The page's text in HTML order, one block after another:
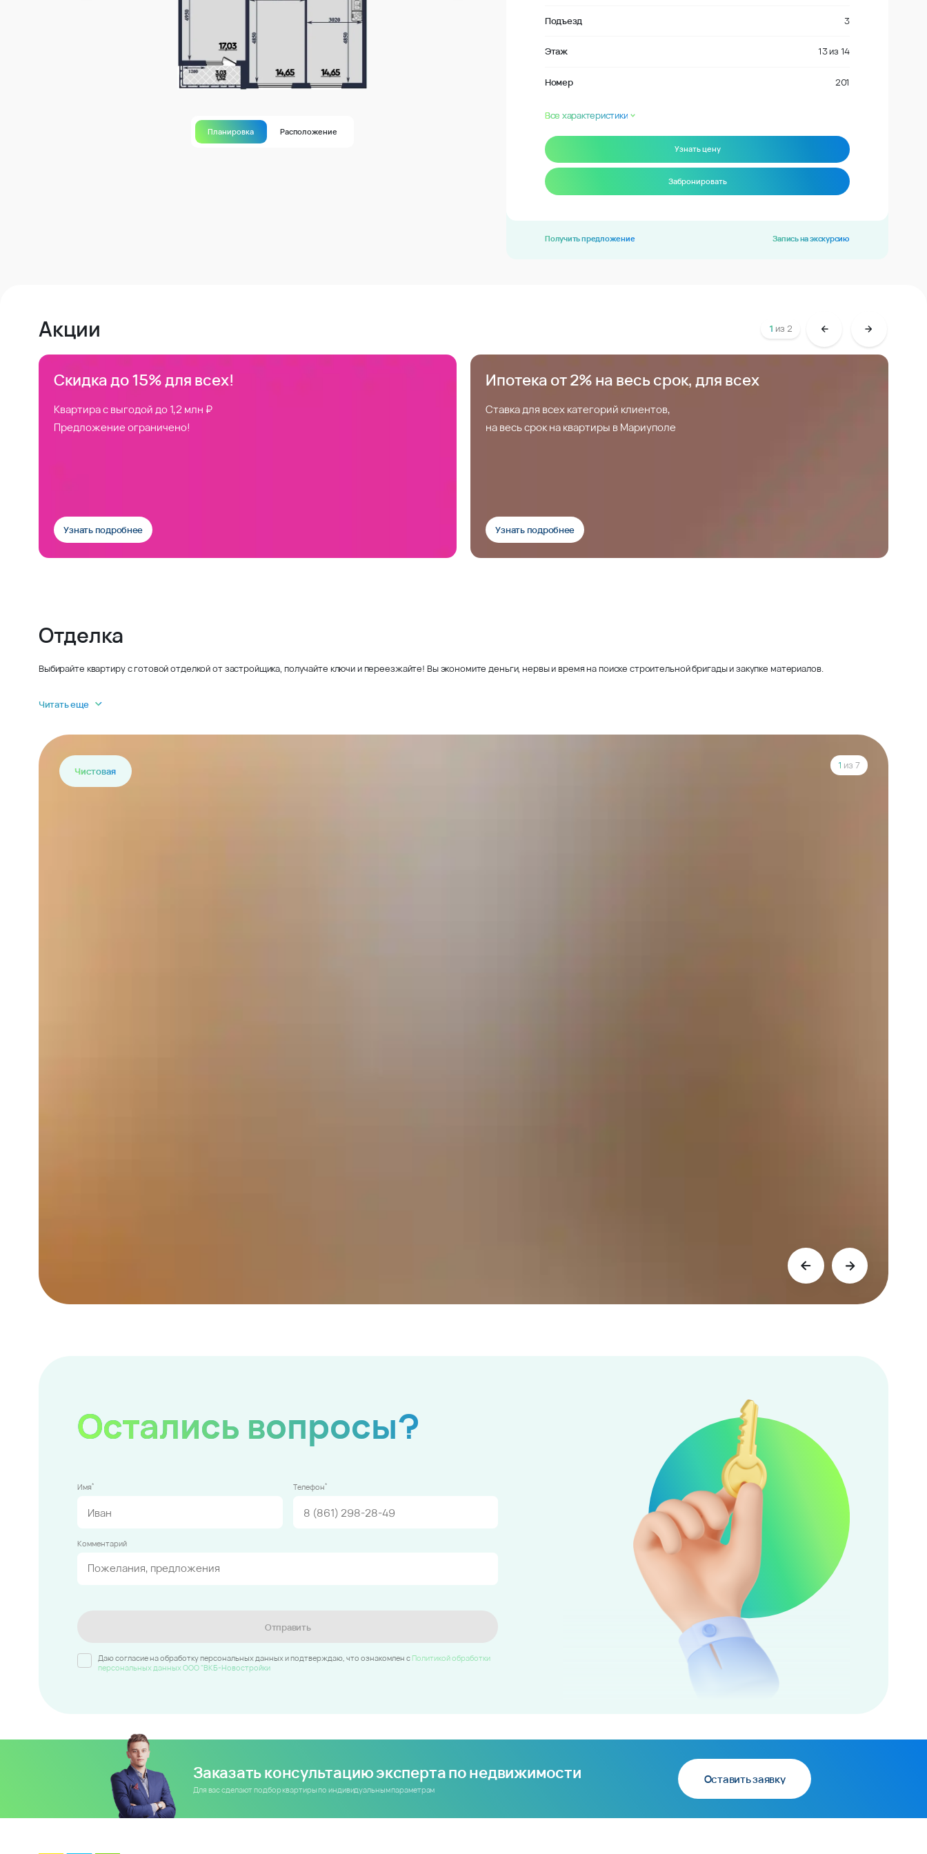
Планировка Расположение
Подъезд 3
Этаж 13из 14
Номер 201
Все характеристики
Узнать цену
Забронировать
Получить предложение Запись на экскурсию
Акции 1 из 2
Скидка до 15% для всех!
Квартира с выгодой до 1,2 млн ₽
Предложение ограничено!
Узнать подробнее
Ипотека от 2% на весь срок, для всех
Ставка для всех категорий клиентов,
на весь срок на квартиры в Мариуполе
Узнать подробнее
Отделка
Выбирайте квартиру с готовой отделкой от застройщика, получайте ключи и переезжайте! Вы экономите деньги, нервы и время на поиске строительной бригады и закупке материалов.
Читать еще
Чистовая
1 из 7
Остались вопросы?
Имя* Телефон*
Комментарий
Отправить
Даю согласие на обработку персональных данных и подтверждаю, что ознакомлен c Политикой обработки
персональных данных ООО "ВКБ-Новостройки
Заказать консультацию эксперта по недвижимости
Для вас сделают подбор квартиры по индивидуальным параметрам
Оставить заявку